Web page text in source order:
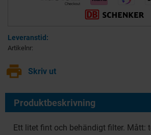
Artikelnr
print Skriv ut
Produktbeskrivning
Ett litet fint och behändigt filter. Mått: